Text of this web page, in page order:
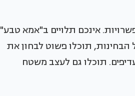
אינכם תלויים ב"אמא טבע"
תוכלו פשוט לבחון את
תוכלו גם לעצב משטח